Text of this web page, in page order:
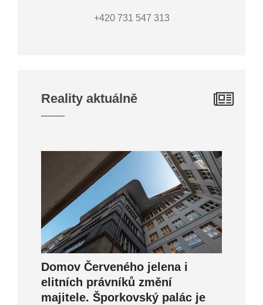
+420 731 547 313
Reality aktuálně
Domov Červeného jelena i
elitních právníků změní
majitele. Šporkovský palác je